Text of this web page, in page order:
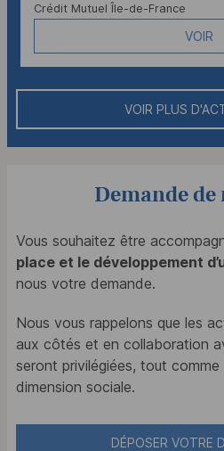
Crédit Mutuel Île-de-France
VOIR
VOIR PLUS
Demande de
Vous souhaitez être
place et le développement
nous votre demande.
Nous vous rappelons que les
aux côtés et en collaboration
seront privilégiées, tout
dimension sociale.
DÉPOSER VOTRE